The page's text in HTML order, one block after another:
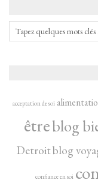
acceptation de soi
êtreblog
Detroitblog
confiance en soi